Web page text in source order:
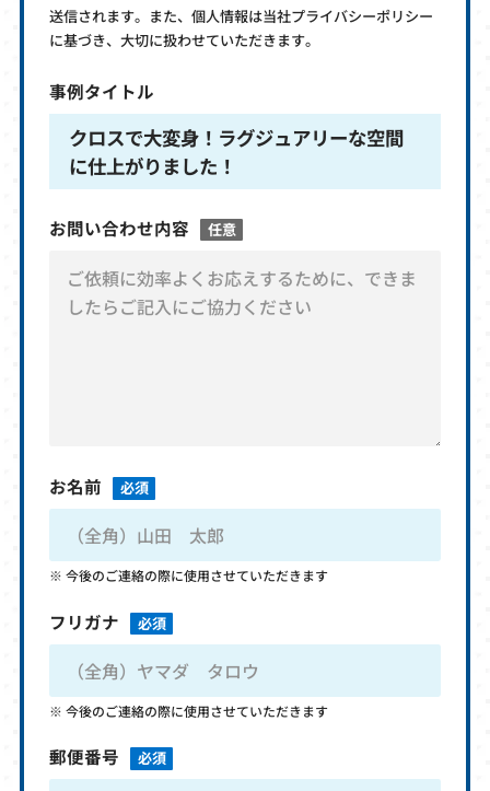
送信されます。また、個人情報は当社プライバシーポリシー
に基づき、大切に扱わせていただきます。
事例タイトル
クロスで大変身！ラグジュアリーな空間
に仕上がりました！
お問い合わせ内容 任意
お名前 必須
今後のご連絡の際に使用させていただきます
フリガナ 必須
今後のご連絡の際に使用させていただきます
郵便番号 必須